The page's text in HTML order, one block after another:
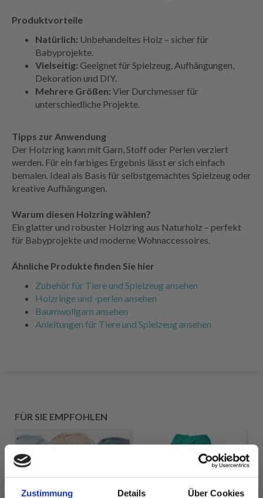
Zustimmung Details Über Cookies
Produktvorteile
Natürlich: Unbehandeltes Holz – sicher für
Babyprojekte.
Vielseitig: Geeignet für Spielzeug, Aufhängungen,
Dekoration und DIY.
Mehrere Größen: Vier Durchmesser für
unterschiedliche Projekte.
Tipps zur Anwendung
Der Holzring kann mit Garn, Stoff oder Perlen verziert
werden. Für ein farbiges Ergebnis lässt er sich einfach
bemalen. Ideal als Basis für selbstgemachtes Spielzeug oder
kreative Aufhängungen.
Warum diesen Holzring wählen?
Ein glatter und robuster Holzring aus Naturholz – perfekt
für Babyprojekte und moderne Wohnaccessoires.
Ähnliche Produkte finden Sie hier
Zubehör für Tiere und Spielzeug ansehen
Holzringe und -perlen ansehen
Baumwollgarn ansehen
Anleitungen für Tiere und Spielzeug ansehen
FÜR SIE EMPFOHLEN